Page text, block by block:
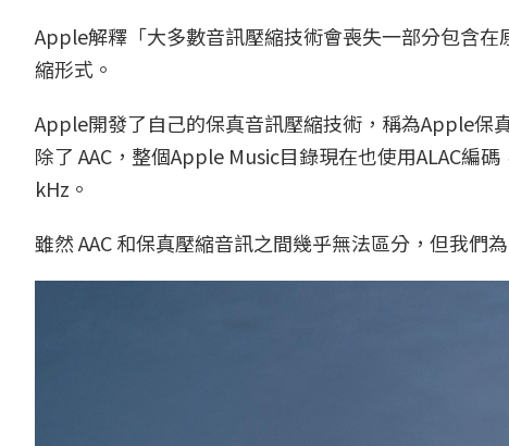
Apple解釋「大多數音訊壓縮技術會喪失一部分包含
縮形式。
Apple開發了自己的保真音訊壓縮技術，稱為Apple保
除了 AAC，整個Apple Music目錄現在也使用ALAC編
kHz。
雖然 AAC 和保真壓縮音訊之間幾乎無法區分，但我們